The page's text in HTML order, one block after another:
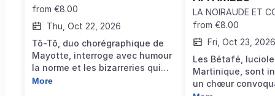
from €8.00
Thu, Oct 22, 2026
Tô-Tô, duo chorégraphique de
Mayotte, interroge avec humour
la norme et les bizarreries qui
nous habitent. Il est suivi du solo
More
LA NOIRAUDE ET
from €8.00
Fri, Oct 23, 2026
Les Bétafé,
Martinique, sont
un chœur